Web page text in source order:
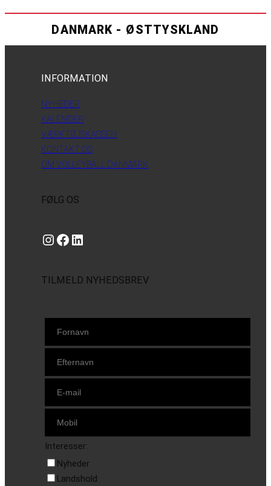
DANMARK - ØSTTYSKLAND
INFORMATION
NYHEDER
KALENDER
VÆRKTØJSKASSEN
KONTAKT OS
OM VOLLEYBALL DANMARK
FØLG OS
Instagram https://www.facebook.com/danishbeachvolleytour LinkedIn
TILMELD NYHEDSBREV
Interesser:
Nyheder
Landshold